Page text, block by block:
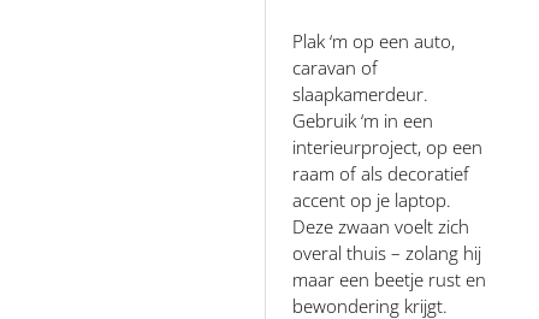
Plak ‘m op een auto,
caravan of
slaapkamerdeur.
Gebruik ‘m in een
interieurproject, op een
raam of als decoratief
accent op je laptop.
Deze zwaan voelt zich
overal thuis – zolang hij
maar een beetje rust en
bewondering krijgt.